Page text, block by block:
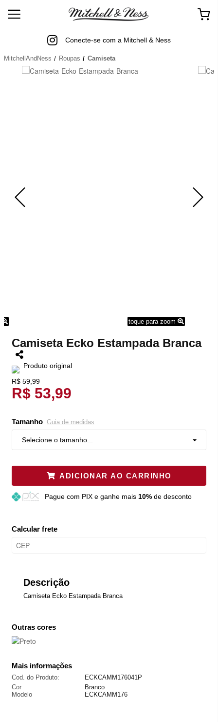
Conecte-se com a Mitchell & Ness
MitchellAndNess Roupas Camiseta
toque para zoom
Camiseta Ecko Estampada Branca
Produto original
R$ 59,99
R$ 53,99
Tamanho Guia de medidas
Selecione o tamanho...
ADICIONAR AO CARRINHO
Pague com PIX e ganhe mais 10%de desconto
Calcular frete
Descrição
Camiseta Ecko Estampada Branca
Outras cores
Mais informações
Cod. do Produto:
ECKCAMM176041P
Cor
Branco
Modelo
ECKCAMM176